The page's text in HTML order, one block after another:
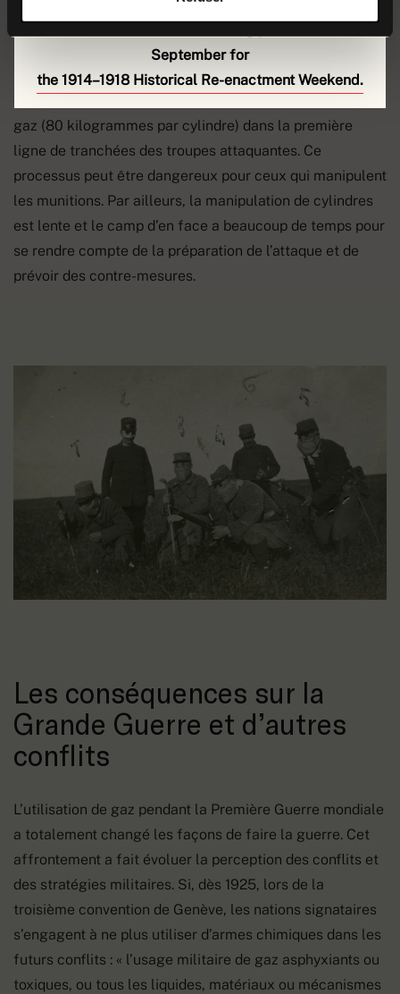
September for
the 1914–1918 Historical Re-enactment Weekend.
La logistique est aussi à prendre en considération.
L’utilisation de gaz lors de la Première Guerre mondiale
nécessite une préparation en amont particulièrement
gaz (80 kilogrammes par cylindre) dans la première
ligne de tranchées des troupes attaquantes. Ce
processus peut être dangereux pour ceux qui manipulent
les munitions. Par ailleurs, la manipulation de cylindres
est lente et le camp d’en face a beaucoup de temps pour
se rendre compte de la préparation de l’attaque et de
prévoir des contre-mesures.
Les conséquences sur la
Grande Guerre et d’autres
conflits
L’utilisation de gaz pendant la Première Guerre mondiale
a totalement changé les façons de faire la guerre. Cet
affrontement a fait évoluer la perception des conflits et
des stratégies militaires. Si, dès 1925, lors de la
troisième convention de Genève, les nations signataires
s’engagent à ne plus utiliser d’armes chimiques dans les
futurs conflits : « l’usage militaire de gaz asphyxiants ou
toxiques, ou tous les liquides, matériaux ou mécanismes